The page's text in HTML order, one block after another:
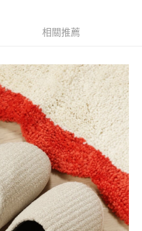
請依後續交易確認頁面所載為準。
你分期」於每月結算日後寄送繳費提
「超商條碼／台灣大直營門市／銀行轉
通路繳費。
公司」（以下簡稱本公司）所提供，讓
品或服務，並由商店將買賣／分期付款
用本公司帳單繳交帳款。
」之契約關係目的，商店將以您的個人
予台灣大哥大進項蒐集、處理及利用，
資料之確認、核對及更正。
結： https://oppay.tw/userRule
才付款」的支付方式。 讓您購物簡單便
，即可結帳。
付款。
」後，將跳轉至「AFTEE先享後付」
後，即可完成結帳。
通知簡訊。
擊此簡訊中的連結，可透過四大超商／
款，方視為交易完成。
刻繳費，但若您需要取消訂單，請聯絡
之訂單仍視為有效，需透過AFTEE先享
付 」之結帳頁面顯示為準，若有關於
等相關疑問，請聯繫「AFTEE先享後付
support/home
免運費
免運費
)免運費
)免運費
)免運費
相關推薦